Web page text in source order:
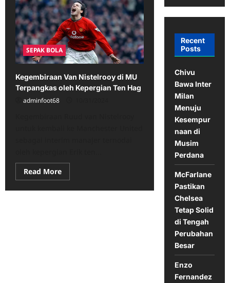
SEPAK BOLA
Kegembiraan Van Nistelrooy di MU
Terpangkas oleh Kepergian Ten Hag
adminfoot68
Read MoreRead
more
Kegembiraan
Recent
Posts
Chivu
Bawa Inter
Milan
Menuju
Kesempur
naan di
Musim
Perdana
McFarlane
Pastikan
Chelsea
Tetap Solid
di Tengah
Perubahan
Besar
Enzo
Fernandez